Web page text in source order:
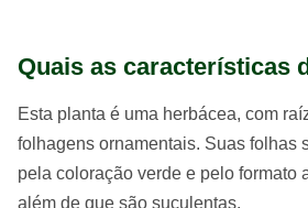
Quais as características
Esta planta é uma herbácea, com
folhagens ornamentais. Suas folhas
pela coloração verde e pelo formato
além de que são suculentas.